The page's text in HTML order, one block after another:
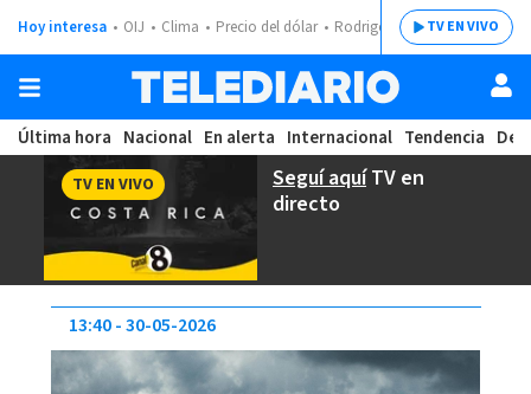
Hoy interesa OIJ Clima Precio del dólar Rodrigo ChavesTV EN VIVO
Última hora Nacional En alerta Internacional Tendencia
Seguí aquíTV en
directo
TV EN VIVO
13:40 30-05-2026